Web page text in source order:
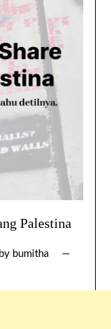
Palestina
by bumitha